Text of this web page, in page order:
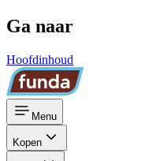
Ga naar
Hoofdinhoud
Menu
Kopen